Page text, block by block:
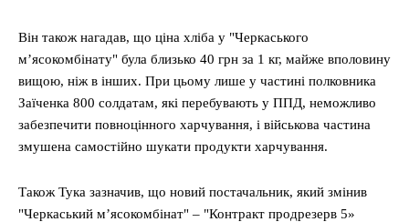
Він також нагадав, що ціна хліба у "Черкаського
м’ясокомбінату" була близько 40 грн за 1 кг, майже вполовину
вищою, ніж в інших. При цьому лише у частині полковника
Заїченка 800 солдатам, які перебувають у ППД, неможливо
забезпечити повноцінного харчування, і військова частина
змушена самостійно шукати продукти харчування.
Також Тука зазначив, що новий постачальник, який змінив
"Черкаський м’ясокомбінат" – "Контракт продрезерв 5»